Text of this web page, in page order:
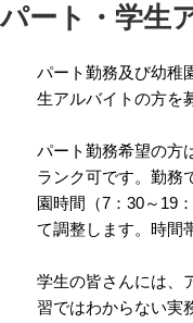
パート・学生
パート勤務及び幼稚
生アルバイトの方を
パート勤務希望の方
ランク可です。勤務
園時間（7：30～19
て調整します。時間
学生の皆さんには、
習ではわからない実